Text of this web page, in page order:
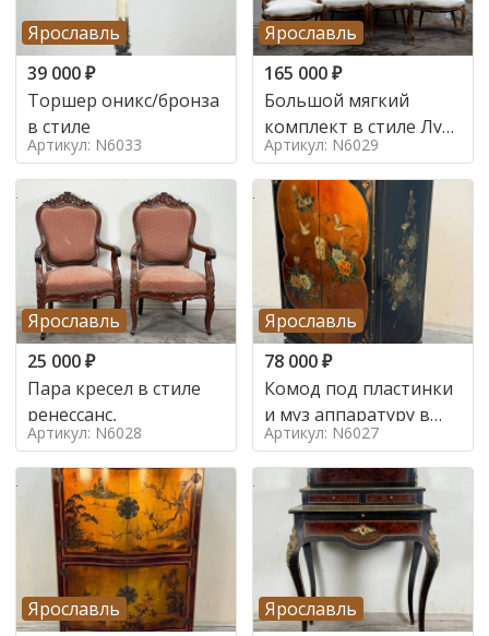
Ярославль
39 000₽
Торшер оникс/бронза
в стиле
Артикул: N6033
Ярославль
165 000₽
Большой мягкий
комплект в стиле Луи
в стиле
Артикул: N6029
Ярославль
25 000₽
Пара кресел в стиле
ренессанс,
Артикул: N6028
Ярославль
78 000₽
Комод под пластинки
и муз аппаратуру в
стиле шинуазри,
Артикул: N6027
Ярославль
Ярославль